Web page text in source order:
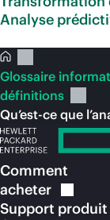
Analyse
Glossaire
définitions
Qu’est-ce que
Comment
acheter
Support produit